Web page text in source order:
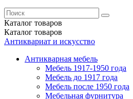
Каталог товаров
Каталог товаров
Антиквариат и искусство
Антикварная мебель
Мебель 1917-1950 года
Мебель до 1917 года
Мебель после 1950 года
Мебельная фурнитура